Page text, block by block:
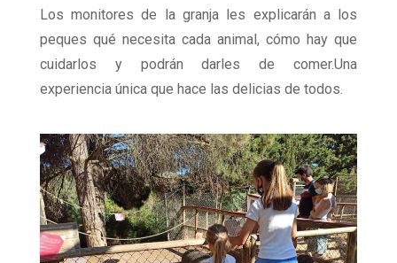
Los monitores de la granja les explicarán a los
peques qué necesita cada animal, cómo hay que
cuidarlos y podrán darles de comer.Una
experiencia única que hace las delicias de todos.